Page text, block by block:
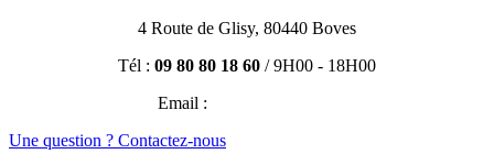
4 Route de Glisy, 80440 Boves
Tél : 09 80 80 18 60 / 9H00 - 18H00
Email :
Une question ? Contactez-nous